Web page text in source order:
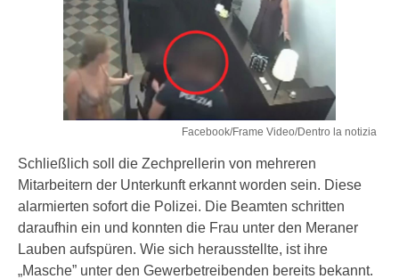
Facebook/Frame Video/Dentro la notizia
Schließlich soll die Zechprellerin von mehreren
Mitarbeitern der Unterkunft erkannt worden sein. Diese
alarmierten sofort die Polizei. Die Beamten schritten
daraufhin ein und konnten die Frau unter den Meraner
Lauben aufspüren. Wie sich herausstellte, ist ihre
„Masche” unter den Gewerbetreibenden bereits bekannt.